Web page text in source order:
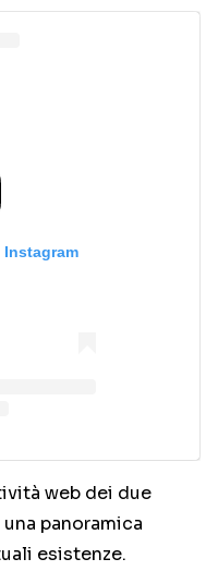
web dei due
panoramica
esistenze.